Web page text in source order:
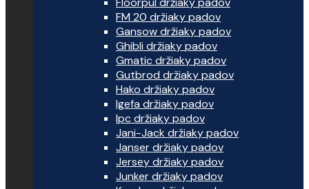
FM 20 držiaky padov
Gansow držiaky padov
Ghibli držiaky padov
Gmatic držiaky padov
Gutbrod držiaky padov
Hako držiaky padov
Igefa držiaky padov
Ipc držiaky padov
Jani-Jack držiaky padov
Janser držiaky padov
Jersey držiaky padov
Junker držiaky padov